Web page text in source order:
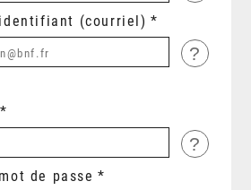
(courriel)
?
?
de passe